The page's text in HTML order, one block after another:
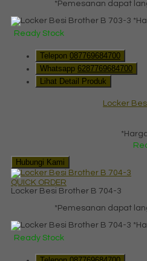
*Pemesanan dapat
Ready Stock
Telepon 087769684700
Whatsapp 6287769684700
Lihat Detail Produk
Locker
Hubungi Kami
QUICK ORDER
Locker Besi Brother B 704-3
*Pemesanan dapat
Ready Stock